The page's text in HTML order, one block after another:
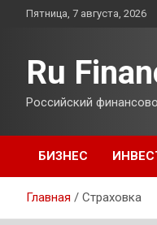
ПерейтиПятница, 7 августа, 2026
Ru
Российский
БИЗНЕС
Главная Страховка